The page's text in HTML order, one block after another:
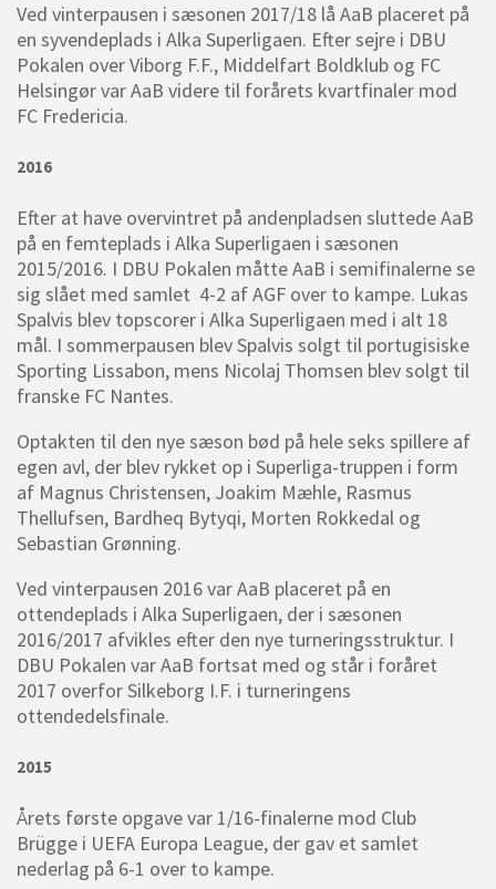
Ved vinterpausen i sæsonen 2017/18 lå AaB placeret på
en syvendeplads i Alka Superligaen. Efter sejre i DBU
Pokalen over Viborg F.F., Middelfart Boldklub og FC
Helsingør var AaB videre til forårets kvartfinaler mod
FC Fredericia.
2016
Efter at have overvintret på andenpladsen sluttede AaB
på en femteplads i Alka Superligaen i sæsonen
2015/2016. I DBU Pokalen måtte AaB i semifinalerne se
sig slået med samlet 4-2 af AGF over to kampe. Lukas
Spalvis blev topscorer i Alka Superligaen med i alt 18
mål. I sommerpausen blev Spalvis solgt til portugisiske
Sporting Lissabon, mens Nicolaj Thomsen blev solgt til
franske FC Nantes.
Optakten til den nye sæson bød på hele seks spillere af
egen avl, der blev rykket op i Superliga-truppen i form
af Magnus Christensen, Joakim Mæhle, Rasmus
Thellufsen, Bardheq Bytyqi, Morten Rokkedal og
Sebastian Grønning.
Ved vinterpausen 2016 var AaB placeret på en
ottendeplads i Alka Superligaen, der i sæsonen
2016/2017 afvikles efter den nye turneringsstruktur. I
DBU Pokalen var AaB fortsat med og står i foråret
2017 overfor Silkeborg I.F. i turneringens
ottendedelsfinale.
2015
Årets første opgave var 1/16-finalerne mod Club
Brügge i UEFA Europa League, der gav et samlet
nederlag på 6-1 over to kampe.